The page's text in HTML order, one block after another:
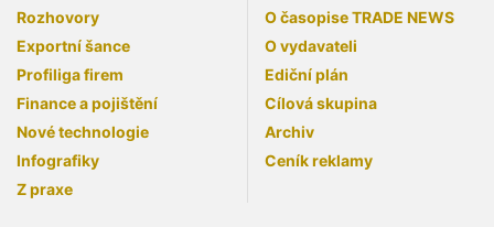
Rozhovory
Exportní šance
Profiliga firem
Finance a pojištění
Nové technologie
Infografiky
Z praxe
O časopise TRADE NEWS
O vydavateli
Ediční plán
Cílová skupina
Archiv
Ceník reklamy